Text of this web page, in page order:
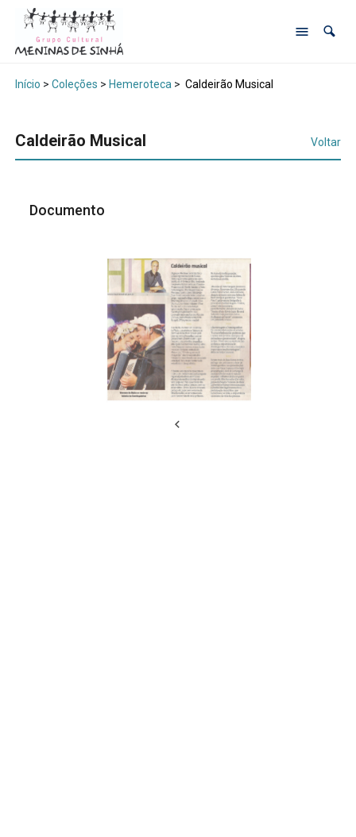
Início > Coleções > Hemeroteca > Caldeirão Musical
Caldeirão Musical Voltar
Documento